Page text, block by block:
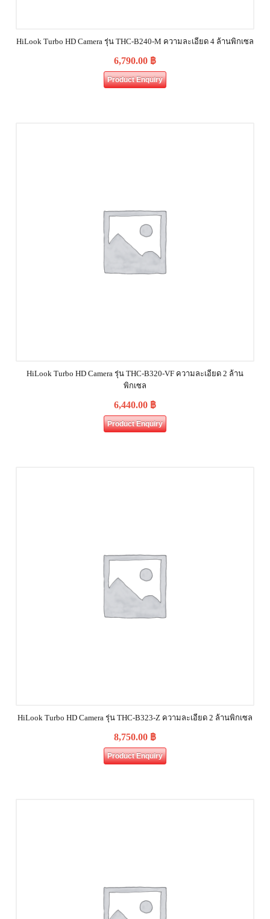
HiLook Turbo HD Camera รุ่น THC-B240-M ความละเอียด 4 ล้านพิกเซล
6,790.00 ฿
Product Enquiry
HiLook Turbo HD Camera รุ่น THC-B320-VF ความละเอียด 2 ล้าน
พิกเซล
6,440.00 ฿
Product Enquiry
HiLook Turbo HD Camera รุ่น THC-B323-Z ความละเอียด 2 ล้านพิกเซล
8,750.00 ฿
Product Enquiry